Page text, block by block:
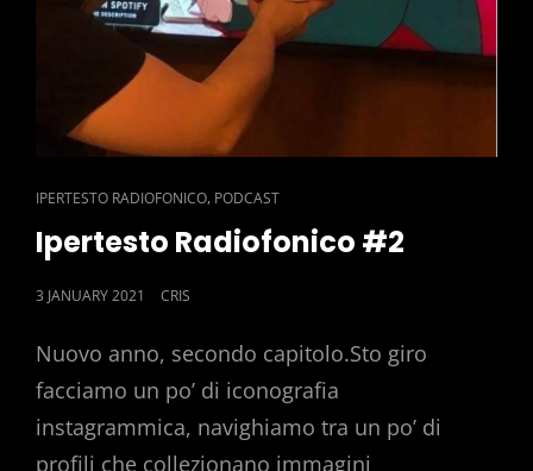
CAT
LINKS
IPERTESTO RADIOFONICO, PODCAST
Ipertesto Radiofonico #2
POSTED
3 JANUARY 2021 CRIS
Nuovo anno, secondo capitolo.Sto giro
facciamo un po’ di iconografia
instagrammica, navighiamo tra un po’ di
profili che collezionano immagini